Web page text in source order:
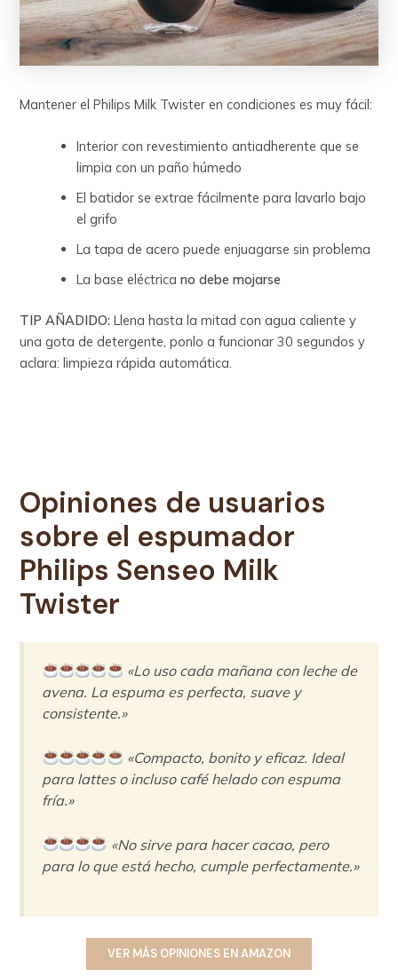
Mantener el Philips Milk Twister en condiciones es muy fácil:
Interior con revestimiento antiadherente que se
limpia con un paño húmedo
El batidor se extrae fácilmente para lavarlo bajo
el grifo
La tapa de acero puede enjuagarse sin problema
La base eléctricano debe mojarse
TIP AÑADIDO: Llena hasta la mitad con agua caliente y
una gota de detergente, ponlo a funcionar 30 segundos y
aclara: limpieza rápida automática.
Opiniones de usuarios
sobre el espumador
Philips Senseo Milk
Twister
«Lo uso cada mañana con leche de
avena. La espuma es perfecta, suave y
consistente.»
«Compacto, bonito y eficaz. Ideal
para lattes o incluso café helado con espuma
fría.»
«No sirve para hacer cacao, pero
para lo que está hecho, cumple perfectamente.»
VER MÁS OPINIONES EN AMAZON